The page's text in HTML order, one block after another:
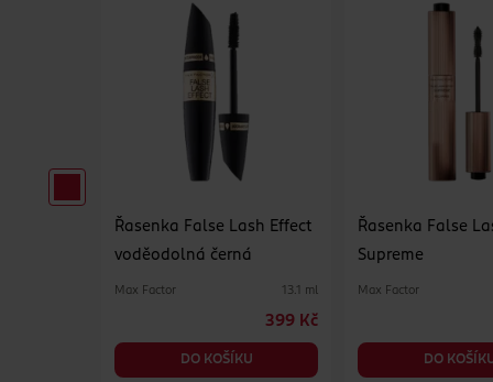
Řasenka False Lash Effect
voděodolná černá
Max Factor 13.1 ml
399 Kč
DO KOŠÍKU
Řasenka False
Supreme
Max Factor
DO